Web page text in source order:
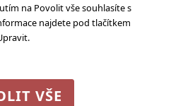
na Povolit vše souhlasíte s
najdete pod tlačítkem
VŠE